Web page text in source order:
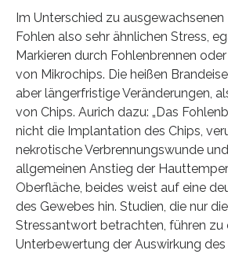
Im Unterschied zu ausgewachsenen
Fohlen also sehr ähnlichen Stress,
Markieren durch Fohlenbrennen
von Mikrochips. Die heißen
aber längerfristige Veränderungen,
von Chips. Aurich dazu: „Das
nicht die Implantation des Chips,
nekrotische Verbrennungswunde
allgemeinen Anstieg der
Oberfläche, beides weist auf eine
des Gewebes hin. Studien, die nur
Stressantwort betrachten, führen zu
Unterbewertung der Auswirkung